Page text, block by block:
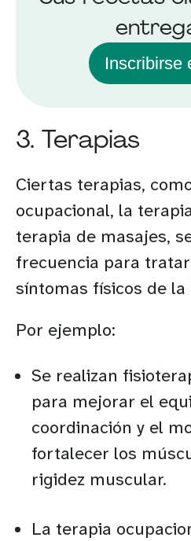
Inscribirse
3. Terapias
Ciertas terapias,
ocupacional, la
terapia de masajes,
frecuencia para
síntomas físicos de la
Por ejemplo:
Se realizan
para mejorar el
coordinación y el
fortalecer los
rigidez muscular.
La terapia